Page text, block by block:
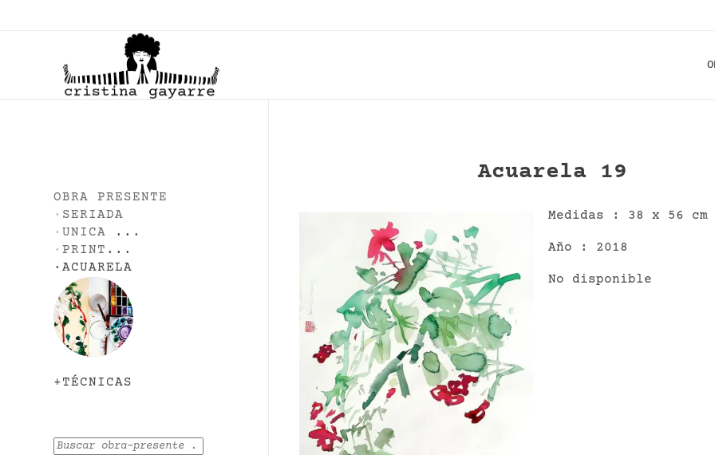
Acuarela 19
Medidas : 38 x 56 cm
Año : 2018
No disponible
OBRA PRESENTE
· SERIADA
· UNICA ...
· PRINT ...
· ACUARELA
+TÉCNICAS
Buscar